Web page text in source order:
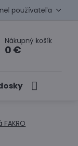
používateľa
Nákupný košík
0 €